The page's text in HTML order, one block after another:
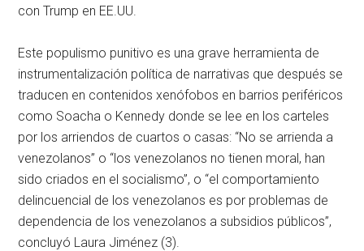
con Trump en EE.UU.
Este populismo punitivo es una grave herramienta de
instrumentalización política de narrativas que después se
traducen en contenidos xenófobos en barrios periféricos
como Soacha o Kennedy donde se lee en los carteles
por los arriendos de cuartos o casas: “No se arrienda a
venezolanos” o “los venezolanos no tienen moral, han
sido criados en el socialismo”, o “el comportamiento
delincuencial de los venezolanos es por problemas de
dependencia de los venezolanos a subsidios públicos”,
concluyó Laura Jiménez (3).